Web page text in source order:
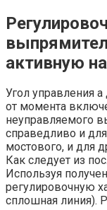
активную
Угол управления а
от момента
неуправляемого
справедливо и
мостового, и для
Как следует из
Используя
регулировочную
сплошная линия).